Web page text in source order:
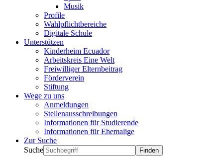
Musik
Profile
Wahlpflichtbereiche
Digitale Schule
Unterstützen
Kinderheim Ecuador
Arbeitskreis Eine Welt
Freiwilliger Elternbeitrag
Förderverein
Stiftung
Wege zu uns
Anmeldungen
Stellenausschreibungen
Informationen für Studierende
Informationen für Ehemalige
Zur Suche
Suche